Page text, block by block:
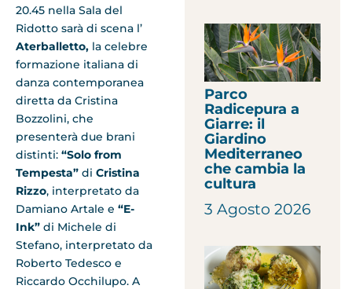
20.45 nella Sala del
Ridotto sarà di scena l’
Aterballetto, la celebre
formazione italiana di
danza contemporanea
diretta da Cristina
Bozzolini, che
presenterà due brani
distinti: “Solo from
Tempesta” di Cristina
Rizzo, interpretato da
Damiano Artale e “E-
Ink” di Michele di
Stefano, interpretato da
Roberto Tedesco e
Riccardo Occhilupo. A
Parco
Radicepura a
Giarre: il
Giardino
Mediterraneo
che cambia la
cultura
3 Agosto 2026